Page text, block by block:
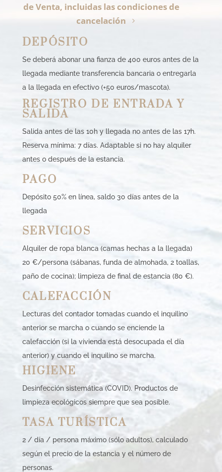
de Venta, incluidas las condiciones de
cancelación
DEPÓSITO
Se deberá abonar una fianza de 400 euros antes de la
llegada mediante transferencia bancaria o entregarla
a la llegada en efectivo (+50 euros/mascota).
REGISTRO DE ENTRADA Y
SALIDA
Salida antes de las 10h y llegada no antes de las 17h.
Reserva mínima: 7 días. Adaptable si no hay alquiler
antes o después de la estancia.
PAGO
Depósito 50% en línea, saldo 30 días antes de la
llegada
SERVICIOS
Alquiler de ropa blanca (camas hechas a la llegada)
20 €/persona (sábanas, funda de almohada, 2 toallas,
paño de cocina); limpieza de final de estancia (80 €).
CALEFACCIÓN
Lecturas del contador tomadas cuando el inquilino
anterior se marcha o cuando se enciende la
calefacción (si la vivienda está desocupada el día
anterior) y cuando el inquilino se marcha.
HIGIENE
Desinfección sistemática (COVID). Productos de
limpieza ecológicos siempre que sea posible.
TASA TURÍSTICA
2 / día / persona máximo (sólo adultos), calculado
según el precio de la estancia y el número de
personas.